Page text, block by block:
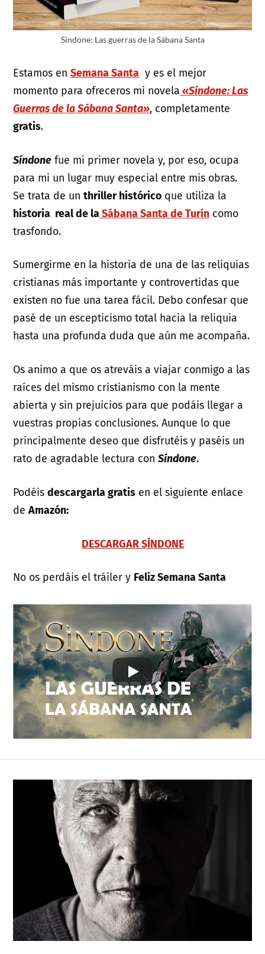
Síndone: Las guerras de la Sábana Santa
Estamos enSemana Santa y es el mejor
momento para ofreceros mi novela «Síndone: Las
Guerras de la Sábana Santa», completamente
gratis.
Síndone fue mi primer novela y, por eso, ocupa
para mi un lugar muy especial entre mis obras.
Se trata de unthriller histórico que utiliza la
historia real de laSábana Santa de Turín como
trasfondo.
Sumergirme en la historia de una de las reliquias
cristianas más importante y controvertidas que
existen no fue una tarea fácil. Debo confesar que
pasé de un escepticismo total hacia la reliquia
hasta una profunda duda que aún me acompaña.
Os animo a que os atreváis a viajar conmigo a las
raíces del mismo cristianismo con la mente
abierta y sin prejuicios para que podáis llegar a
vuestras propias conclusiones. Aunque lo que
principalmente deseo que disfrutéis y paséis un
rato de agradable lectura conSíndone.
Podéisdescargarla gratis en el siguiente enlace
deAmazón:
DESCARGAR SÍNDONE
No os perdáis el tráiler y Feliz Semana Santa